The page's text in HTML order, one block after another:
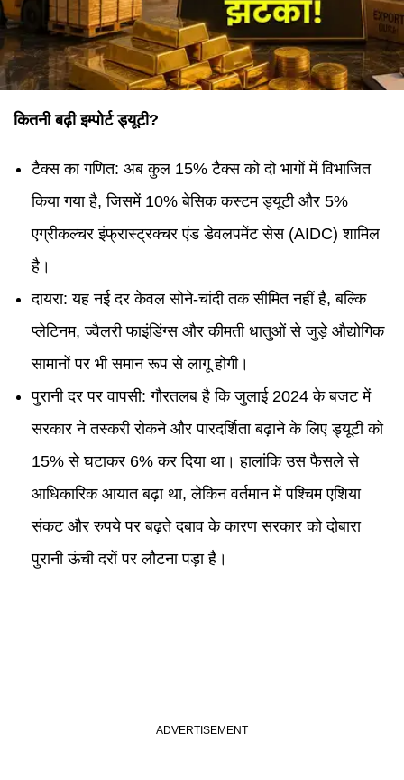
कितनी बढ़ी इम्पोर्ट ड्यूटी?
टैक्स का गणित: अब कुल 15% टैक्स को दो भागों में विभाजित
किया गया है, जिसमें 10% बेसिक कस्टम ड्यूटी और 5%
एग्रीकल्चर इंफ्रास्ट्रक्चर एंड डेवलपमेंट सेस (AIDC) शामिल
है।
दायरा: यह नई दर केवल सोने-चांदी तक सीमित नहीं है, बल्कि
प्लेटिनम, ज्वैलरी फाइंडिंग्स और कीमती धातुओं से जुड़े औद्योगिक
सामानों पर भी समान रूप से लागू होगी।
पुरानी दर पर वापसी: गौरतलब है कि जुलाई 2024 के बजट में
सरकार ने तस्करी रोकने और पारदर्शिता बढ़ाने के लिए ड्यूटी को
15% से घटाकर 6% कर दिया था। हालांकि उस फैसले से
आधिकारिक आयात बढ़ा था, लेकिन वर्तमान में पश्चिम एशिया
संकट और रुपये पर बढ़ते दबाव के कारण सरकार को दोबारा
पुरानी ऊंची दरों पर लौटना पड़ा है।